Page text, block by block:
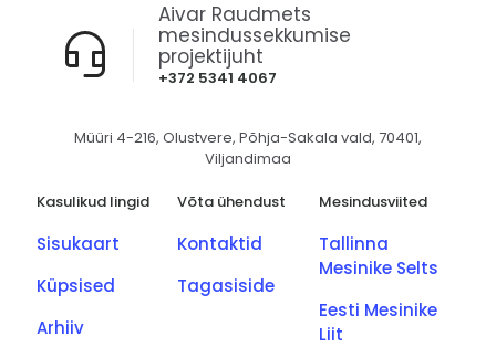
+372 5341 4067
Aivar Raudmets
mesindussekkumise
projektijuht
Müüri 4-216, Olustvere, Põhja-Sakala vald, 70401,
Viljandimaa
Kasulikud lingid
Sisukaart
Küpsised
Arhiiv
Võta ühendust
Kontaktid
Tagasiside
Mesindusviited
Tallinna
Mesinike Selts
Eesti Mesinike
Liit